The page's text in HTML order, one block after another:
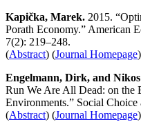
Kapička, Marek. 2015.
Porath Economy.” American
7(2): 219–248.
(Abstract) (Journal Homepage)
Engelmann, Dirk, and
Run We Are All Dead: on the
Environments.” Social
(Abstract) (Journal Homepage)